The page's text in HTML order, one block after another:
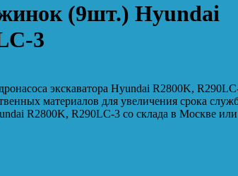
(9шт.) Hyundai
3
экскаватора Hyundai R2800K,
материалов для увеличения срока
R2800K, R290LC-3 со склада в Москве или